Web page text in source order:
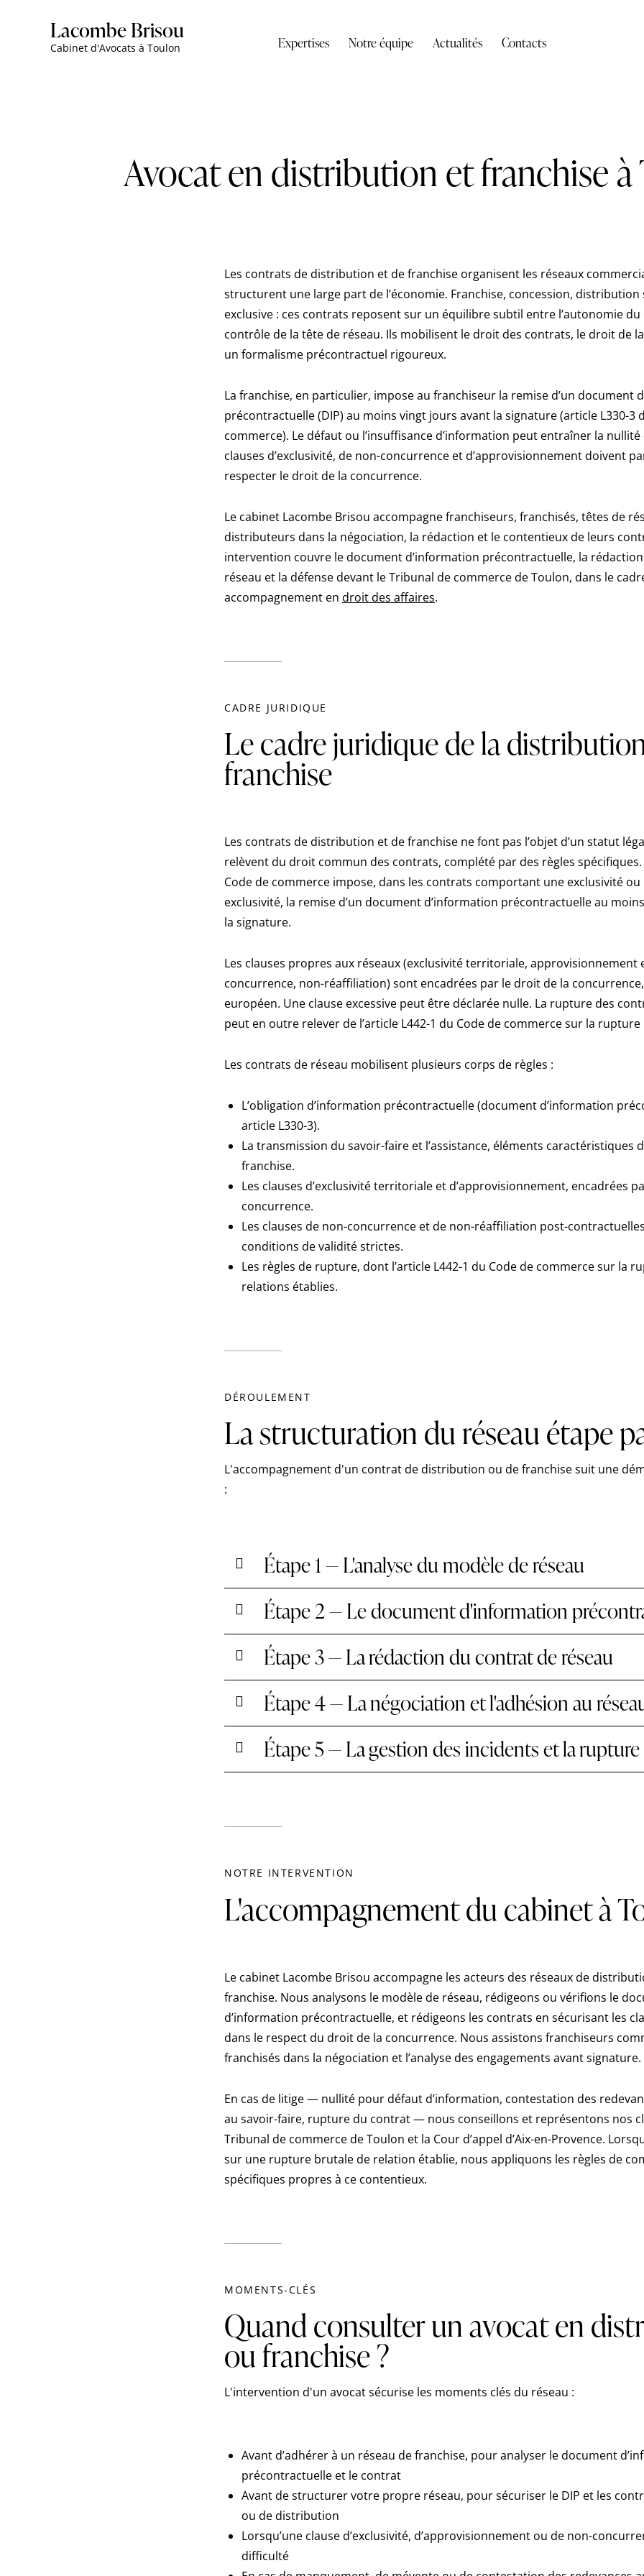
Lacombe Brisou
Cabinet d'Avocats à Toulon Expertises Notre équipe Actualités Contacts
Avocat en distribution et franchise à
Les contrats de distribution et de franchise organisent les réseaux
structurent une large part de l’économie. Franchise, concession, distribution
exclusive : ces contrats reposent sur un équilibre subtil entre l’autonomie
contrôle de la tête de réseau. Ils mobilisent le droit des contrats, le droit de
un formalisme précontractuel rigoureux.
La franchise, en particulier, impose au franchiseur la remise d’un document
précontractuelle (DIP) au moins vingt jours avant la signature (article L330-3
commerce). Le défaut ou l’insuffisance d’information peut entraîner la
clauses d’exclusivité, de non-concurrence et d’approvisionnement doivent
respecter le droit de la concurrence.
Le cabinet Lacombe Brisou accompagne franchiseurs, franchisés, têtes de
distributeurs dans la négociation, la rédaction et le contentieux de leurs
intervention couvre le document d’information précontractuelle, la
réseau et la défense devant le Tribunal de commerce de Toulon, dans le
accompagnement en droit des affaires.
CADRE JURIDIQUE
Le cadre juridique de la
franchise
Les contrats de distribution et de franchise ne font pas l’objet d’un statut
relèvent du droit commun des contrats, complété par des règles spécifiques.
Code de commerce impose, dans les contrats comportant une exclusivité ou
exclusivité, la remise d’un document d’information précontractuelle au
la signature.
Les clauses propres aux réseaux (exclusivité territoriale, approvisionnement
concurrence, non-réaffiliation) sont encadrées par le droit de la
européen. Une clause excessive peut être déclarée nulle. La rupture des
peut en outre relever de l’article L442-1 du Code de commerce sur la
Les contrats de réseau mobilisent plusieurs corps de règles :
L’obligation d’information précontractuelle (document d’information
article L330-3).
La transmission du savoir-faire et l’assistance, éléments caractéristiques
franchise.
Les clauses d’exclusivité territoriale et d’approvisionnement, encadrées
concurrence.
Les clauses de non-concurrence et de non-réaffiliation post-
conditions de validité strictes.
Les règles de rupture, dont l’article L442-1 du Code de commerce sur la
relations établies.
DÉROULEMENT
La structuration du réseau étape
L'accompagnement d'un contrat de distribution ou de franchise suit une
:
Étape 1 — L'analyse du modèle de réseau
Étape 2 — Le document d'information
Étape 3 — La rédaction du contrat de réseau
Étape 4 — La négociation et l'adhésion au
Étape 5 — La gestion des incidents et la rupture
NOTRE INTERVENTION
L'accompagnement du cabinet à
Le cabinet Lacombe Brisou accompagne les acteurs des réseaux de
franchise. Nous analysons le modèle de réseau, rédigeons ou vérifions le
d’information précontractuelle, et rédigeons les contrats en sécurisant les
dans le respect du droit de la concurrence. Nous assistons franchiseurs
franchisés dans la négociation et l’analyse des engagements avant signature.
En cas de litige — nullité pour défaut d’information, contestation des
au savoir-faire, rupture du contrat — nous conseillons et représentons nos
Tribunal de commerce de Toulon et la Cour d’appel d’Aix-en-Provence.
sur une rupture brutale de relation établie, nous appliquons les règles de
spécifiques propres à ce contentieux.
MOMENTS-CLÉS
Quand consulter un avocat en
ou franchise ?
L'intervention d'un avocat sécurise les moments clés du réseau :
Avant d’adhérer à un réseau de franchise, pour analyser le document
précontractuelle et le contrat
Avant de structurer votre propre réseau, pour sécuriser le DIP et les
ou de distribution
Lorsqu’une clause d’exclusivité, d’approvisionnement ou de non-
difficulté